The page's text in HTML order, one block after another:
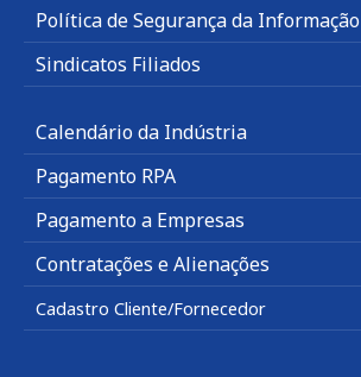
Política de Segurança da Informação
Sindicatos Filiados
Calendário da Indústria
Pagamento RPA
Pagamento a Empresas
Contratações e Alienações
Cadastro Cliente/Fornecedor